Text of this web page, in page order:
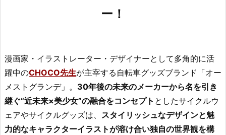
ー！
漫画家・イラストレーター・デザイナーとして多角的に活
躍中のCHOCO先生が主宰する自転車グッズブランド「オー
メストグランデ」。 30年後の未来のメーカーから名を引き
継ぐ“近未来×美少女”の融合をコンセプト としたサイクルウ
ェアやサイクルグッズは、 スタイリッシュなデザインと魅
力的なキャラクターイラストが溶け合い独自の世界観を構